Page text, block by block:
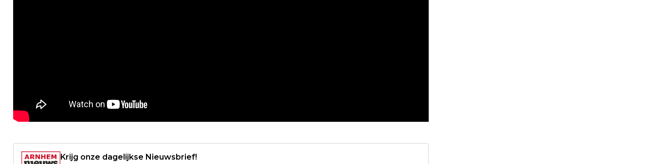
Krijg onze dagelijkse Nieuwsbrief!